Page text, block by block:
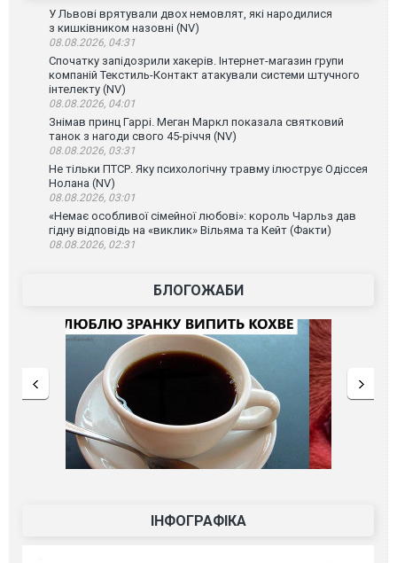
У Львові врятували двох немовлят, які народилися
з кишківником назовні (NV)
08.08.2026, 04:31
Спочатку запідозрили хакерів. Інтернет-магазин групи
компаній Текстиль-Контакт атакували системи штучного
інтелекту (NV)
08.08.2026, 04:01
Знімав принц Гаррі. Меган Маркл показала святковий
танок з нагоди свого 45-річчя (NV)
08.08.2026, 03:31
Не тільки ПТСР. Яку психологічну травму ілюструє Одіссея
Нолана (NV)
08.08.2026, 03:01
«Немає особливої сімейної любові»: король Чарльз дав
гідну відповідь на «виклик» Вільяма та Кейт (Факти)
08.08.2026, 02:31
БЛОГОЖАБИ
ІНФОГРАФІКА